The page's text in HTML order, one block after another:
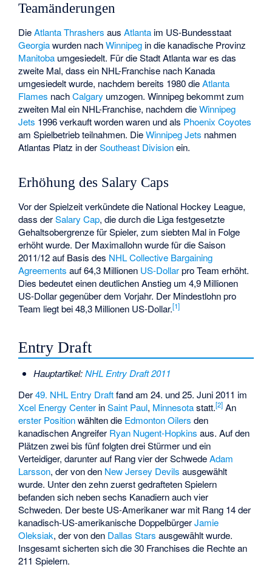
Teamänderungen
DieAtlanta Thrashers ausAtlanta im US-Bundesstaat
Georgiawurden nachWinnipeg in die kanadische Provinz
Manitoba umgesiedelt. Für die Stadt Atlanta war es das
zweite Mal, dass ein NHL-Franchise nach Kanada
umgesiedelt wurde, nachdem bereits 1980 dieAtlanta
Flames nachCalgary umzogen. Winnipeg bekommt zum
zweiten Mal ein NHL-Franchise, nachdem dieWinnipeg
Jets 1996 verkauft worden waren und als Phoenix Coyotes
am Spielbetrieb teilnahmen. DieWinnipeg Jets nahmen
Atlantas Platz in derSoutheast Divisionein.
Erhöhung des Salary Caps
Vor der Spielzeit verkündete die National Hockey League,
dass derSalary Cap, die durch die Liga festgesetzte
Gehaltsobergrenze für Spieler, zum siebten Mal in Folge
erhöht wurde. Der Maximallohnwurde für die Saison
2011/12 auf Basis des NHL Collective Bargaining
Agreements auf 64,3 Millionen US-Dollarpro Team erhöht.
Dies bedeutet einen deutlichen Anstieg um 4,9 Millionen
US-Dollar gegenüber dem Vorjahr. Der Mindestlohn pro
Team liegt bei 48,3 Millionen US-Dollar.[1]
Entry Draft
Hauptartikel:NHL Entry Draft 2011
Der49. NHL Entry Draftfand am 24. und 25. Juni 2011 im
Xcel Energy Center inSaint Paul, Minnesotastatt.[2] An
erster Positionwählten die Edmonton Oilers den
kanadischen Angreifer Ryan Nugent-Hopkins aus. Auf den
Plätzen zwei bis fünf folgten drei Stürmer und ein
Verteidiger, darunter auf Rang vier der SchwedeAdam
Larsson, der von den New Jersey Devils ausgewählt
wurde. Unter den zehn zuerst gedrafteten Spielern
befanden sich neben sechs Kanadiern auch vier
Schweden. Der beste US-Amerikaner war mit Rang 14 der
kanadisch-US-amerikanische DoppelbürgerJamie
Oleksiak, der von den Dallas Stars ausgewählt wurde.
Insgesamt sicherten sich die 30 Franchises die Rechte an
211 Spielern.